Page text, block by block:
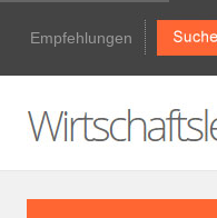
Empfehlungen